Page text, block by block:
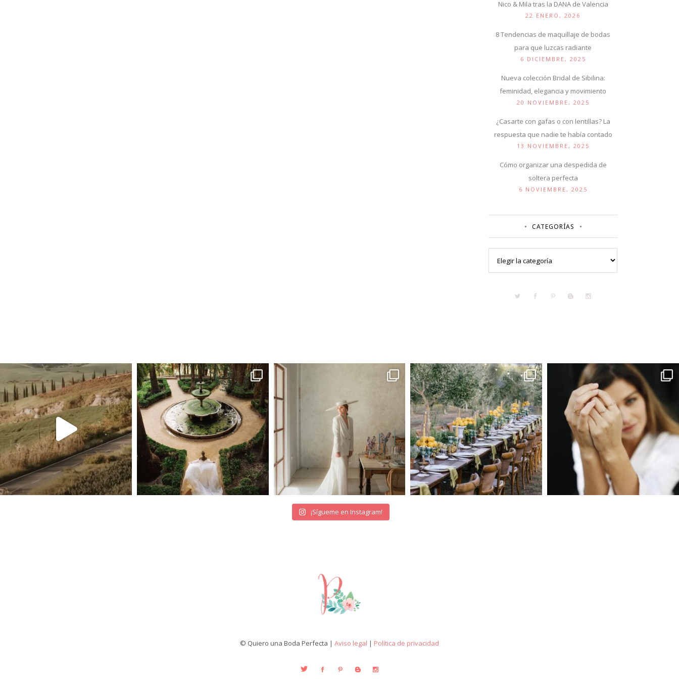
Nico & Mila tras la DANA de Valencia
22 ENERO, 2026
8 Tendencias de maquillaje de bodas
para que luzcas radiante
6 DICIEMBRE, 2025
Nueva colección Bridal de Sibilina:
feminidad, elegancia y movimiento
20 NOVIEMBRE, 2025
¿Casarte con gafas o con lentillas? La
respuesta que nadie te había contado
13 NOVIEMBRE, 2025
Cómo organizar una despedida de
soltera perfecta
6 NOVIEMBRE, 2025
CATEGORÍAS
¡Sígueme en Instagram!
© Quiero una Boda Perfecta | Aviso legal | Política de privacidad